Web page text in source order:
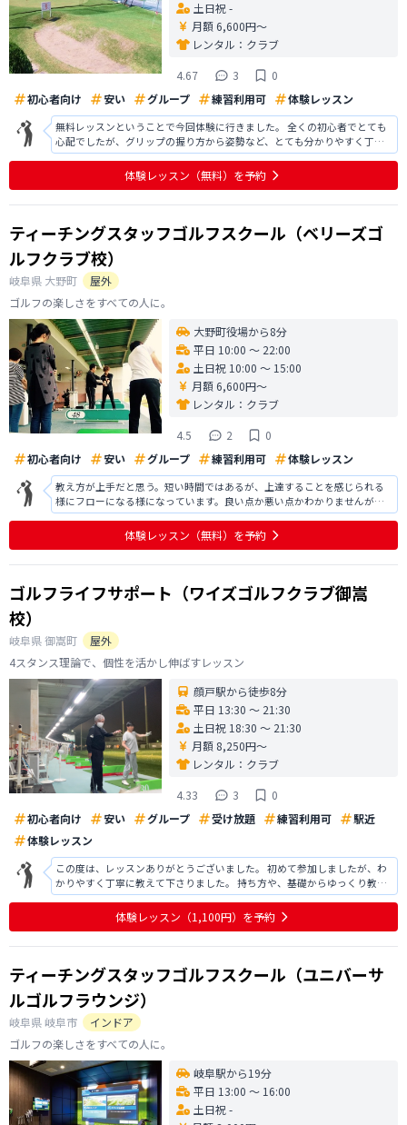
土日祝 -
月額 6,600円〜
レンタル： クラブ
4.67
3
0
初心者向け
安い グループ 練習利用可 体験レッスン
無料レッスンということで今回体験に行きました。 全くの初心者でとても
心配でしたが、グリップの握り方から姿勢など、とても分かりやすく丁寧
に教えていただけました。ボールが当たらなくなると改善点を教えていた
だき、当たって飛んだ時はとても嬉しい気持ちになりました。続けること
が大事なので早くコースに出れるよう
体験レッスン （無料） を予約
ティーチングスタッフゴルフスクール（ベリーズゴ
ルフクラブ校）
岐阜県 大野町
屋外
ゴルフの楽しさをすべての人に。
大野町役場から8分
平日 10:00 〜 22:00
土日祝 10:00 〜 15:00
月額 6,600円〜
レンタル： クラブ
4.5
2
0
初心者向け
安い グループ 練習利用可 体験レッスン
教え方が上手だと思う。短い時間ではあるが、上達することを感じられる
様にフローになる様になっています。良い点か悪い点かわかりませんが付
かず離れず他の指導もありマンツーマンとはいかないまでも、ちょうど良
い距離感だと思います。ただ、最後1時間の体験時間が終わった後、席で10
分ほどどうしたら良いのか分からな
体験レッスン （無料） を予約
ゴルフライフサポート（ワイズゴルフクラブ御嵩
校）
岐阜県御嵩町
屋外
4スタンス理論で、個性を活かし伸ばすレッスン
顔戸駅から徒歩8分
平日 13:30 〜 21:30
土日祝 18:30 〜 21:30
月額 8,250円〜
レンタル： クラブ
4.33
3
0
初心者向け
安い グループ 受け放題 練習利用可
駅近
体験レッスン
この度は、レッスンありがとうございました。 初めて参加しましたが、わ
かりやすく丁寧に教えて下さりました。 持ち方や、基礎からゆっくり教え
ていただける為、とても分かりやすかったです。 また体幹とかも見ていた
だけました 初心者でも理解して少し上達する事が出来ました また利用する
事があれば、利用をしてみた
体験レッスン （1,100円） を予約
ティーチングスタッフゴルフスクール（ユニバーサ
ルゴルフラウンジ）
岐阜県 岐阜市
インドア
ゴルフの楽しさをすべての人に。
岐阜駅から19分
平日 13:00 〜 16:00
土日祝 -